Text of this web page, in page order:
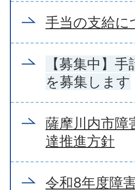
手当の支給に
【募集中】
を募集します
薩摩川内市障
達推進方針
令和8年度障